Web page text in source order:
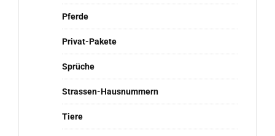
Pferde
Privat-Pakete
Sprüche
Strassen-Hausnummern
Tiere